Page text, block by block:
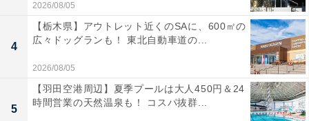
2026/08/05
4
【栃木県】アウトレット近くのSAに、600㎡の
広々ドッグランも！ 東北自動車道の...
2026/08/05
5
【羽田空港周辺】夏季プールは大人450円＆24
時間営業の天然温泉も！ コスパ抜群...